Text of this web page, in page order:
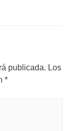
publicada. Los
*